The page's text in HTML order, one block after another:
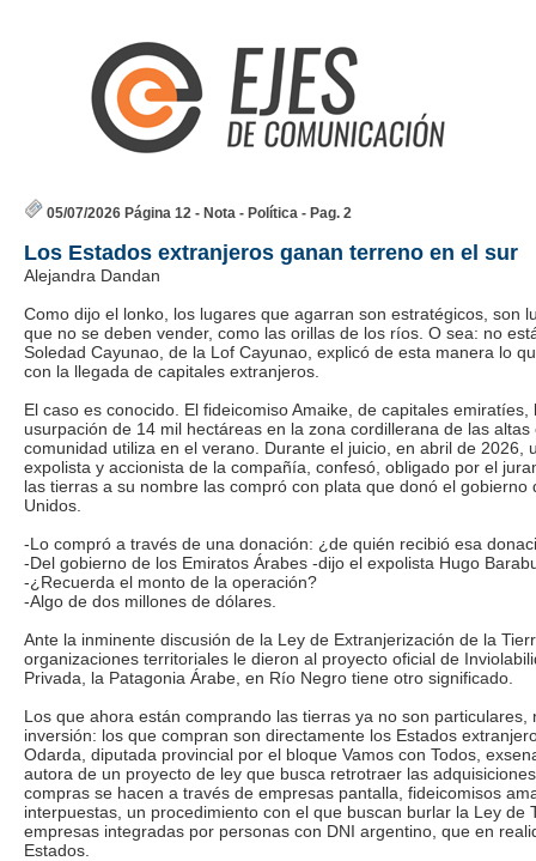
05/07/2026 Página 12 - Nota - Política - Pag. 2
Los Estados extranjeros ganan terreno en el sur
Alejandra Dandan
Como dijo el lonko, los lugares que agarran son estratégicos, son
que no se deben vender, como las orillas de los ríos. O sea: no
Soledad Cayunao, de la Lof Cayunao, explicó de esta manera lo
con la llegada de capitales extranjeros.
El caso es conocido. El fideicomiso Amaike, de capitales emiratíes,
usurpación de 14 mil hectáreas en la zona cordillerana de las
comunidad utiliza en el verano. Durante el juicio, en abril de 2026,
expolista y accionista de la compañía, confesó, obligado por el
las tierras a su nombre las compró con plata que donó el gobierno
Unidos.
-Lo compró a través de una donación: ¿de quién recibió esa
-Del gobierno de los Emiratos Árabes -dijo el expolista Hugo
-¿Recuerda el monto de la operación?
-Algo de dos millones de dólares.
Ante la inminente discusión de la Ley de Extranjerización de la
organizaciones territoriales le dieron al proyecto oficial de
Privada, la Patagonia Árabe, en Río Negro tiene otro significado.
Los que ahora están comprando las tierras ya no son particulares,
inversión: los que compran son directamente los Estados
Odarda, diputada provincial por el bloque Vamos con Todos,
autora de un proyecto de ley que busca retrotraer las
compras se hacen a través de empresas pantalla, fideicomisos
interpuestas, un procedimiento con el que buscan burlar la Ley de
empresas integradas por personas con DNI argentino, que en
Estados.